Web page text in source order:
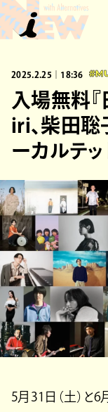
2025.2.25｜18:36
入場無料
iri、柴⽥聡
ーカルテッ
5月31日（土）と